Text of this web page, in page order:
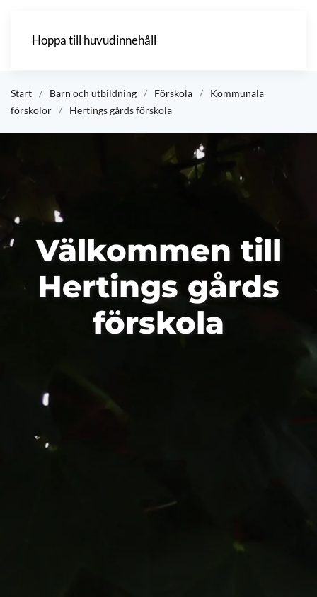
Hoppa till huvudinnehåll
Start Barn och utbildning Förskola
Kommunala
förskolor
Hertings gårds förskola
Välkommen till
Hertings gårds
förskola